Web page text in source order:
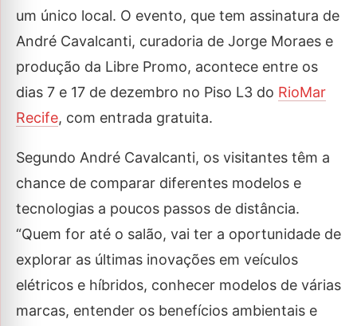
um único local. O evento, que tem assinatura de
André Cavalcanti, curadoria de Jorge Moraes e
produção da Libre Promo, acontece entre os
dias 7 e 17 de dezembro no Piso L3 do RioMar
Recife, com entrada gratuita.
Segundo André Cavalcanti, os visitantes têm a
chance de comparar diferentes modelos e
tecnologias a poucos passos de distância.
“Quem for até o salão, vai ter a oportunidade de
explorar as últimas inovações em veículos
elétricos e híbridos, conhecer modelos de várias
marcas, entender os benefícios ambientais e